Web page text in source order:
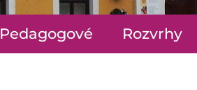
Pedagogové Rozvrhy